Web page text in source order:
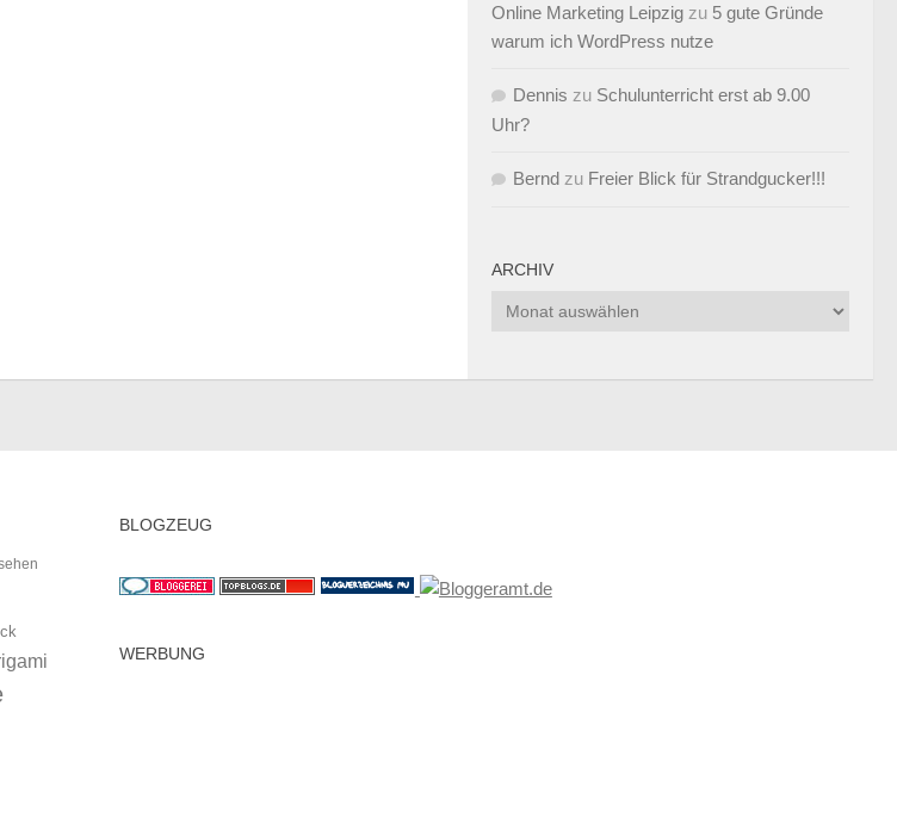
Online Marketing Leipzig zu 5 gute Gründe
warum ich WordPress nutze
Dennis zu Schulunterricht erst ab 9.00
Uhr?
Bernd zu Freier Blick für Strandgucker!!!
ARCHIV
Archiv
BLOGZEUG
WERBUNG